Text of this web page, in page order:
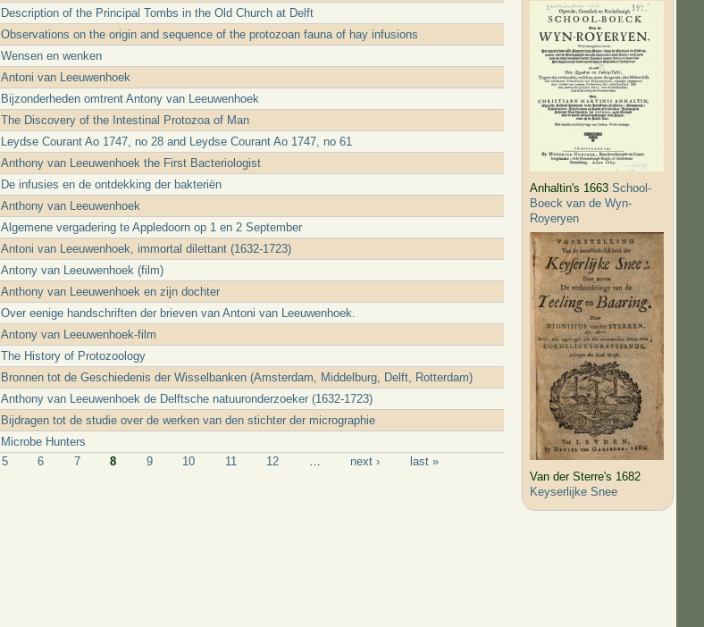
Description of the Principal Tombs in the Old Church at Delft
Observations on the origin and sequence of the protozoan fauna of hay infusions
Wensen en wenken
Antoni van Leeuwenhoek
Bijzonderheden omtrent Antony van Leeuwenhoek
The Discovery of the Intestinal Protozoa of Man
Leydse Courant Ao 1747, no 28 and Leydse Courant Ao 1747, no 61
Anthony van Leeuwenhoek the First Bacteriologist
De infusies en de ontdekking der bakteriën
Anthony van Leeuwenhoek
Algemene vergadering te Appledoorn op 1 en 2 September
Antoni van Leeuwenhoek, immortal dilettant (1632-1723)
Antony van Leeuwenhoek (film)
Anthony van Leeuwenhoek en zijn dochter
Over eenige handschriften der brieven van Antoni van Leeuwenhoek.
Antony van Leeuwenhoek-film
The History of Protozoology
Bronnen tot de Geschiedenis der Wisselbanken (Amsterdam, Middelburg, Delft, Rotterdam)
Anthony van Leeuwenhoek de Delftsche natuuronderzoeker (1632-1723)
Bijdragen tot de studie over de werken van den stichter der micrographie
Microbe Hunters
5 6 7 8 9 10 11 12 next › last »
Anhaltin's 1663School-
Boeck van de Wyn-
Royeryen
Van der Sterre's 1682
Keyserlijke Snee